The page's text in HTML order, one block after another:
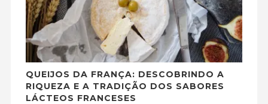
QUEIJOS DA FRANÇA: DESCOBRINDO A
RIQUEZA E A TRADIÇÃO DOS SABORES
LÁCTEOS FRANCESES